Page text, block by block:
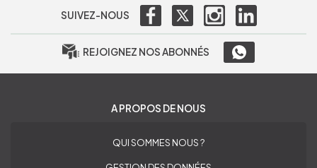
SUIVEZ-NOUS
REJOIGNEZ NOS ABONNÉS
A PROPOS DE NOUS
QUI SOMMES NOUS ?